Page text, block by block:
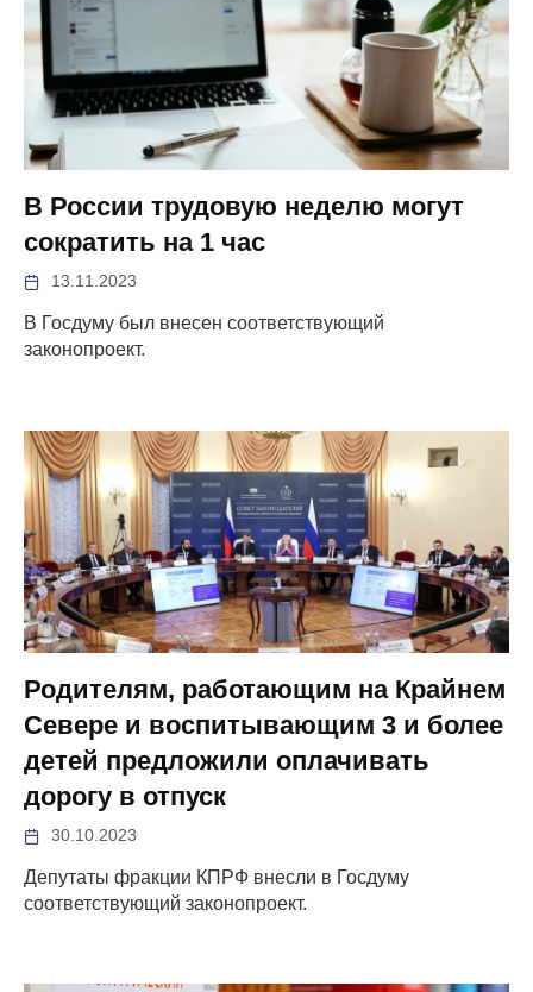
В России трудовую неделю могут
сократить на 1 час
13.11.2023
В Госдуму был внесен соответствующий
законопроект.
Родителям, работающим на Крайнем
Севере и воспитывающим 3 и более
детей предложили оплачивать
дорогу в отпуск
30.10.2023
Депутаты фракции КПРФ внесли в Госдуму
соответствующий законопроект.